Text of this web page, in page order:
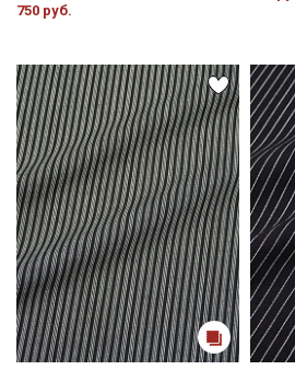
Обратите внимание: цветопередача
настроек вашего монитора и номера
соответствия цвета рекомендуем
связаться с менеджером для
цвета перед оформлением заказа.
750 руб.